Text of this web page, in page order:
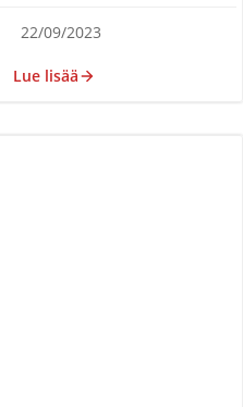
22/09/2023
Lue lisää